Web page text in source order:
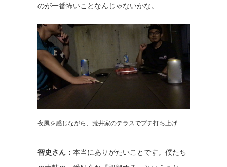
のが一番怖いことなんじゃないかな。
夜風を感じながら、荒井家のテラスでプチ打ち上げ
智史さん： 本当にありがたいことです。僕たち